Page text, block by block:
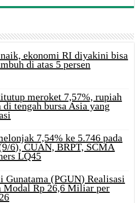
ekonomi RI diyakini bisa
di atas 5 persen
meroket 7,57%, rupiah
di tengah bursa Asia yang
7,54% ke 5.746 pada
6), CUAN, BRPT, SCMA
LQ45
Gunatama (PGUN) Realisasi
Modal Rp 26,6 Miliar per